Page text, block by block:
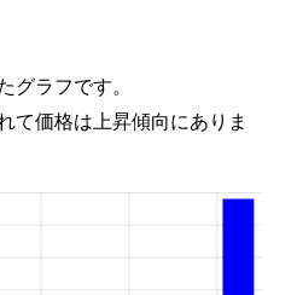
グラフです。
て価格は上昇傾向にありま